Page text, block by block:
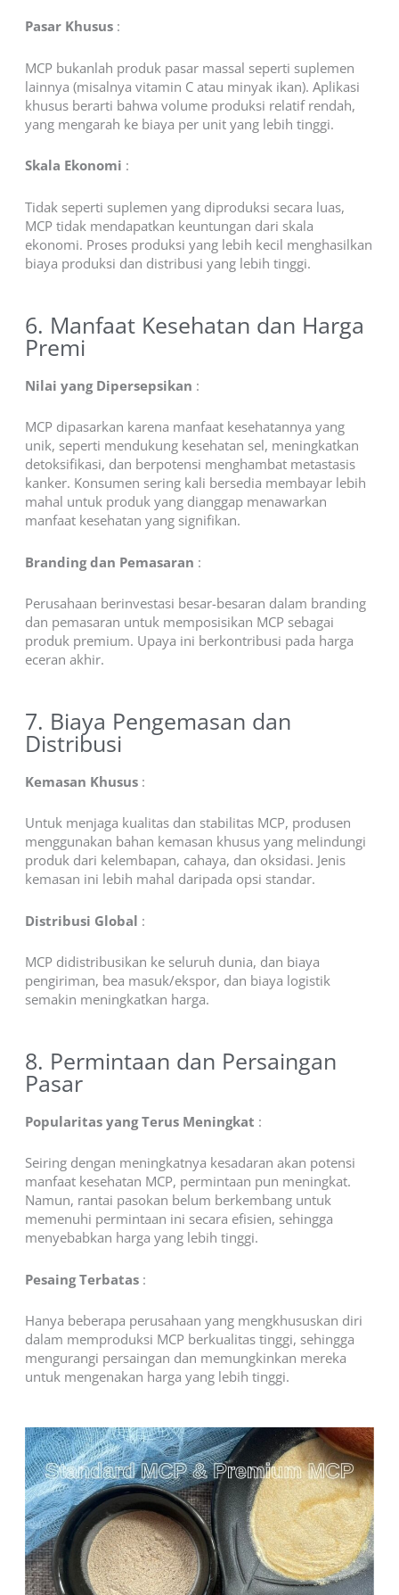
Pasar Khusus :
MCP bukanlah produk pasar massal seperti suplemen
lainnya (misalnya vitamin C atau minyak ikan). Aplikasi
khusus berarti bahwa volume produksi relatif rendah,
yang mengarah ke biaya per unit yang lebih tinggi.
Skala Ekonomi :
Tidak seperti suplemen yang diproduksi secara luas,
MCP tidak mendapatkan keuntungan dari skala
ekonomi. Proses produksi yang lebih kecil menghasilkan
biaya produksi dan distribusi yang lebih tinggi.
6. Manfaat Kesehatan dan Harga
Premi
Nilai yang Dipersepsikan :
MCP dipasarkan karena manfaat kesehatannya yang
unik, seperti mendukung kesehatan sel, meningkatkan
detoksifikasi, dan berpotensi menghambat metastasis
kanker. Konsumen sering kali bersedia membayar lebih
mahal untuk produk yang dianggap menawarkan
manfaat kesehatan yang signifikan.
Branding dan Pemasaran :
Perusahaan berinvestasi besar-besaran dalam branding
dan pemasaran untuk memposisikan MCP sebagai
produk premium. Upaya ini berkontribusi pada harga
eceran akhir.
7. Biaya Pengemasan dan
Distribusi
Kemasan Khusus :
Untuk menjaga kualitas dan stabilitas MCP, produsen
menggunakan bahan kemasan khusus yang melindungi
produk dari kelembapan, cahaya, dan oksidasi. Jenis
kemasan ini lebih mahal daripada opsi standar.
Distribusi Global :
MCP didistribusikan ke seluruh dunia, dan biaya
pengiriman, bea masuk/ekspor, dan biaya logistik
semakin meningkatkan harga.
8. Permintaan dan Persaingan
Pasar
Popularitas yang Terus Meningkat :
Seiring dengan meningkatnya kesadaran akan potensi
manfaat kesehatan MCP, permintaan pun meningkat.
Namun, rantai pasokan belum berkembang untuk
memenuhi permintaan ini secara efisien, sehingga
menyebabkan harga yang lebih tinggi.
Pesaing Terbatas :
Hanya beberapa perusahaan yang mengkhususkan diri
dalam memproduksi MCP berkualitas tinggi, sehingga
mengurangi persaingan dan memungkinkan mereka
untuk mengenakan harga yang lebih tinggi.